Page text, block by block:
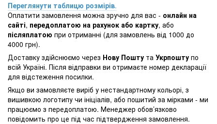
Переглянути таблицю розмірів.
Оплатити замовлення можна зручно для вас - онлайн на
сайті, передоплатою на рахунок або картку, або
післяплатою при отриманні (для замовлень від 1000 до
4000 грн).
Доставку здійснюємо через Нову Пошту та Укрпошту по
всій Україні. Після відправки ви отримаєте номер декларації
для відстеження посилки.
Якщо ви замовляєте виріб у нестандартному кольорі, з
вишивкою логотипу чи ініціалів, або пошитий за мірками - ми
працюємо з передоплатою. Менеджер обов’язково
повідомить про це під час підтвердження замовлення.